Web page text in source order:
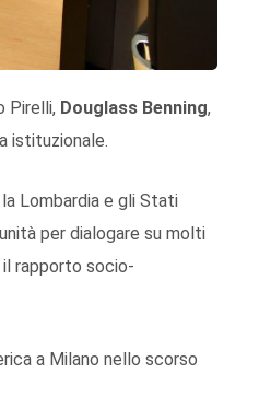
Pirelli, Douglass Benning,
istituzionale.
Lombardia e gli Stati
per dialogare su molti
rapporto socio-
a Milano nello scorso